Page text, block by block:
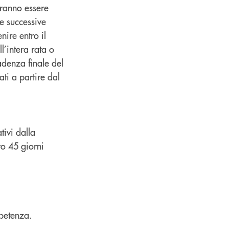
essere
successive
entro il
rata o
finale del
a partire dal
dalla
45 giorni